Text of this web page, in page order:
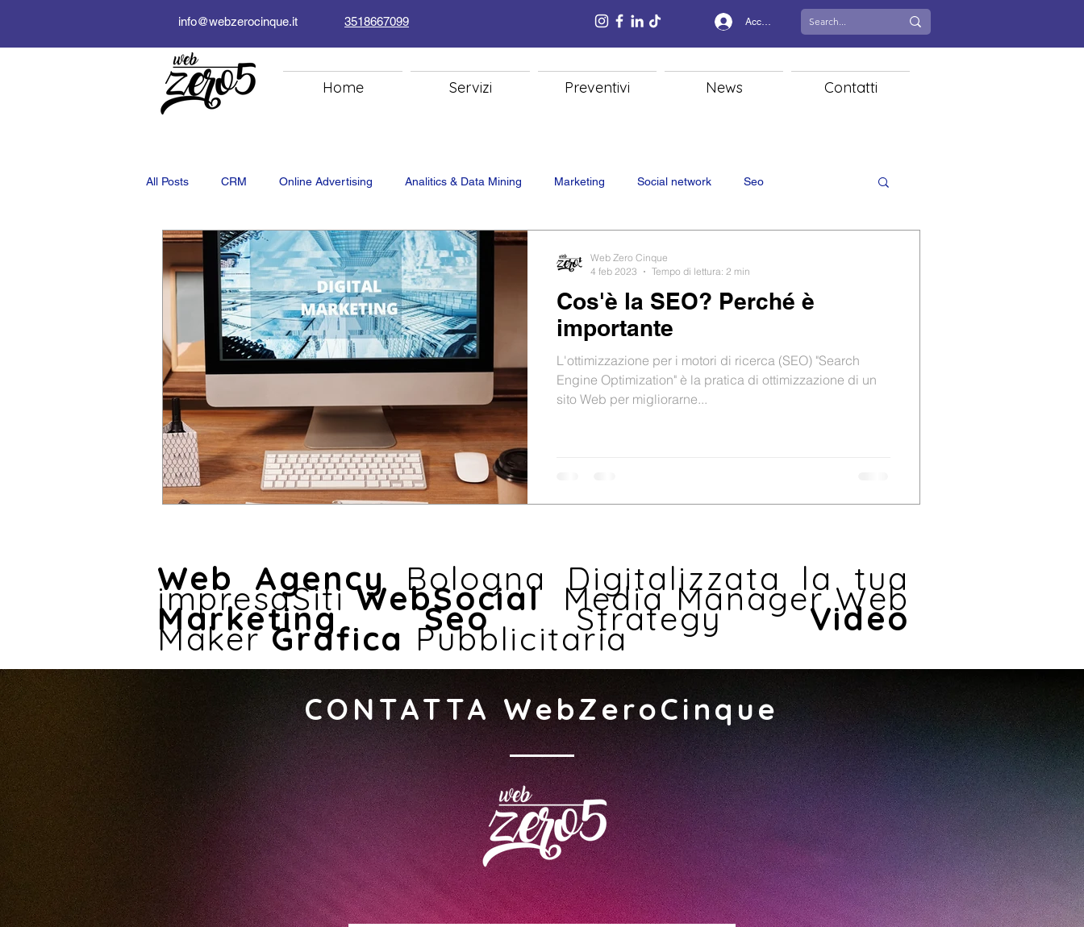
Home Servizi Preventivi News Contatti
info@webzerocinque.it 3518667099 Accedi
All Posts CRM Online Advertising Analitics & Data Mining Marketing Social network Seo
Digital Marketing Online Marketing Siti Web Intelligenza artificiale
Cos'è la SEO? Perché è
importante
L'ottimizzazione per i motori di ricerca (SEO) "Search
Engine Optimization" è la pratica di ottimizzazione di un
sito Web per migliorarne...
Web Zero Cinque
4 feb 2023
Tempo di lettura: 2 min
Web Agency Bologna Digitalizzata la tua
impresaSitiWebSocialMedia ManagerWeb
MarketingSeoStrategyVideo
Maker Grafica Pubblicitaria
CONTATTA WebZeroCinque